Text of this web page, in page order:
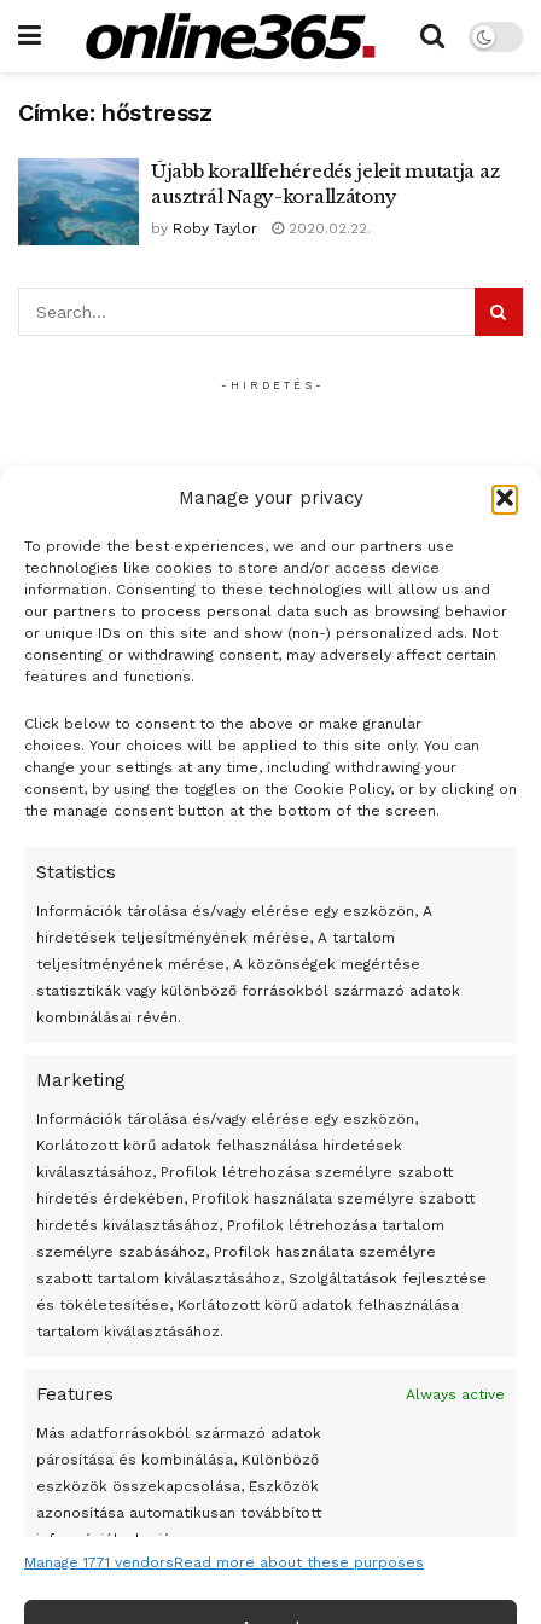
Manage your privacy
To provide the best experiences, we and our partners use
technologies like cookies to store and/or access device
information. Consenting to these technologies will allow us and
our partners to process personal data such as browsing behavior
or unique IDs on this site and show (non-) personalized ads. Not
consenting or withdrawing consent, may adversely affect certain
features and functions.
Click below to consent to the above or make granular
choices. Your choices will be applied to this site only. You can
change your settings at any time, including withdrawing your
consent, by using the toggles on the Cookie Policy, or by clicking on
the manage consent button at the bottom of the screen.
Statistics
Információk tárolása és/vagy elérése egy eszközön, A
hirdetések teljesítményének mérése, A tartalom
teljesítményének mérése, A közönségek megértése
statisztikák vagy különböző forrásokból származó adatok
kombinálásai révén.
Marketing
Információk tárolása és/vagy elérése egy eszközön,
Korlátozott körű adatok felhasználása hirdetések
kiválasztásához, Profilok létrehozása személyre szabott
hirdetés érdekében, Profilok használata személyre szabott
hirdetés kiválasztásához, Profilok létrehozása tartalom
személyre szabásához, Profilok használata személyre
szabott tartalom kiválasztásához, Szolgáltatások fejlesztése
és tökéletesítése, Korlátozott körű adatok felhasználása
tartalom kiválasztásához.
Features Always active
Más adatforrásokból származó adatok
párosítása és kombinálása, Különböző
eszközök összekapcsolása, Eszközök
azonosítása automatikusan továbbított
információk alapján.
Pontos földrajzi helymeghatározási adatok
Manage 1771 vendorsRead more about these purposes
Címke: hőstressz
Újabb korallfehéredés jeleit mutatja az
ausztrál Nagy-korallzátony
by Roby Taylor 2020.02.22.
- H I R D E T É S -
24 óra
Egy vagyonért adták el Banksy művét miután elégették.
Az 1950-ben elhunyt alkotók művei szabadon
felhasználhatóvá válnak
A jövő évben Csehország hatalmas hiánnyal fog gazdálkodni
bemutató fotókiállítás nyílt
Megveszi az osztrák Wienerberger az amerikai Meridian
Bricket
A Startup Campus egyetemi programjainak legjobbjai az
okosváros és zöld energetikai ötletek lettek
A Ringo Starr új albummal jelentkezik
A Vajdasági Magyar Szövetség államtitkárait kinevezték
világkupa